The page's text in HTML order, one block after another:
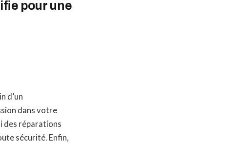
pour une
d’un
dans votre
des réparations
sécurité. Enfin,